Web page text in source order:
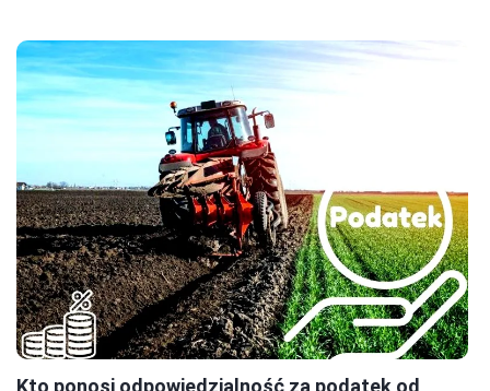
Kto ponosi odpowiedzialność za podatek od